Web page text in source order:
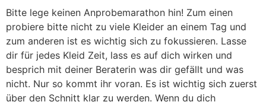
Bitte lege keinen Anprobemarathon hin! Zum einen
probiere bitte nicht zu viele Kleider an einem Tag und
zum anderen ist es wichtig sich zu fokussieren. Lasse
dir für jedes Kleid Zeit, lass es auf dich wirken und
besprich mit deiner Beraterin was dir gefällt und was
nicht. Nur so kommt ihr voran. Es ist wichtig sich zuerst
über den Schnitt klar zu werden. Wenn du dich